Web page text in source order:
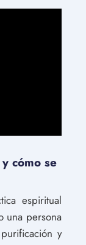
cómo se
espiritual
una persona
y